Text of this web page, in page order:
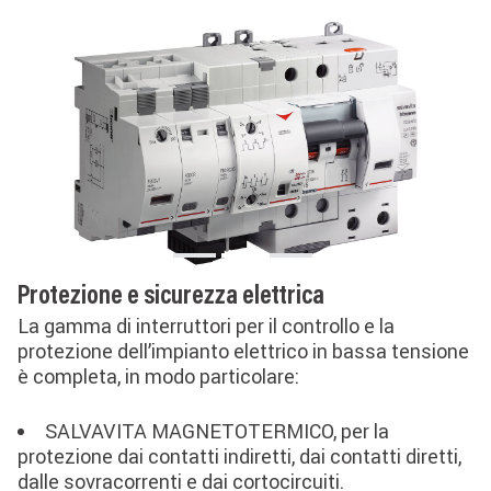
Protezione e sicurezza elettrica
La gamma di interruttori per il controllo e la
protezione dell’impianto elettrico in bassa tensione
è completa, in modo particolare:
SALVAVITA MAGNETOTERMICO, per la
protezione dai contatti indiretti, dai contatti diretti,
dalle sovracorrenti e dai cortocircuiti.